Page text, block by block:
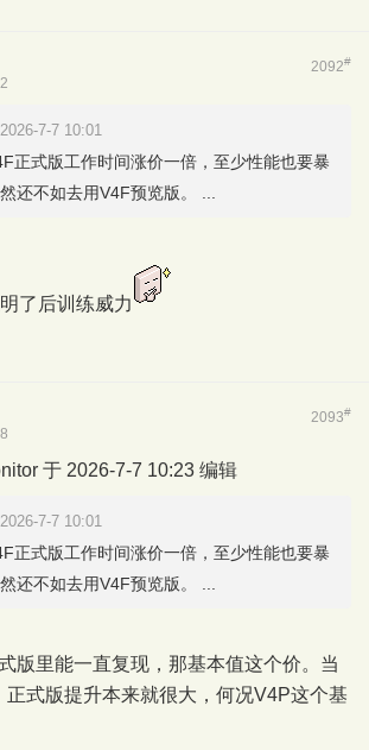
2092#
7-7 10:01
正式版工作时间涨价一倍，至少性能也要暴
还不如去用V4F预览版。 ...
了后训练威力
2093#
于 2026-7-7 10:23 编辑
7-7 10:01
正式版工作时间涨价一倍，至少性能也要暴
还不如去用V4F预览版。 ...
版里能一直复现，那基本值这个价。当
正式版提升本来就很大，何况V4P这个基